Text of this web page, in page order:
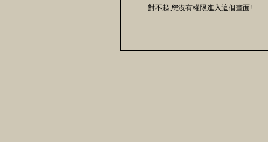
對不起,您沒有權限進入這個畫面!